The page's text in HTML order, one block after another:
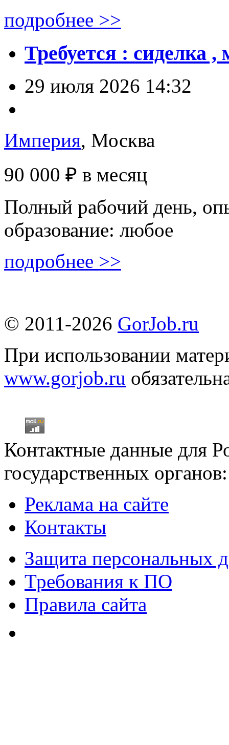
подробнее >>
Требуется : сиделка
29 июля 2026 14:32
Империя, Москва
90 000 ₽ в месяц
Полный рабочий день,
образование: любое
подробнее >>
© 2011-2026 GorJob.ru
При использовании
www.gorjob.ru
Контактные данные для
государственных
Реклама на сайте
Контакты
Защита персональных
Требования к ПО
Правила сайта